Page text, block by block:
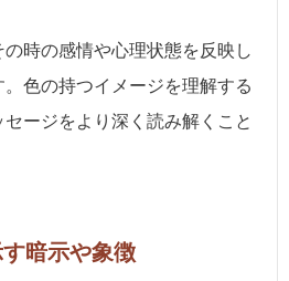
時の感情や心理状態を反映し
色の持つイメージを理解する
ージをより深く読み解くこと
暗示や象徴